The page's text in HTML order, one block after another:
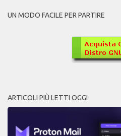
UN MODO FACILE PER PARTIRE
ARTICOLI PIÙ LETTI OGGI